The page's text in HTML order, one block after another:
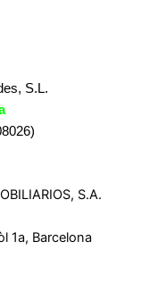
S.L.
S.A.
1a, Barcelona